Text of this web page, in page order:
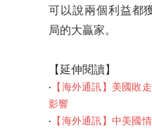
可以說兩個利益都
局的大贏家。
【延伸閱讀】
‧ 【海外通訊】美國敗
影響
‧ 【海外通訊】中美國